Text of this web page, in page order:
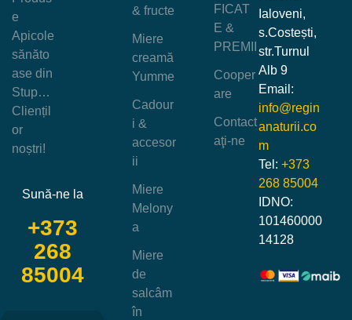
& fructe
Miere
creamă
Yumme
Cadour
i &
accesor
ii
Miere
Melony
a
Miere
de
salcâm
în
FICAT
E &
PREMII
Cooper
are
Contact
aţi-ne
e
Apicole
sănăto
ase din
Stup…
Cliențil
or
noștri!
Sună-ne la
+373
268
85004
Ialoveni,
s.Costești,
str.Turnul
Alb 9
Email:
info@regin
anaturii.co
m
Tel: +373
268 85004
IDNO:
101460000
14128